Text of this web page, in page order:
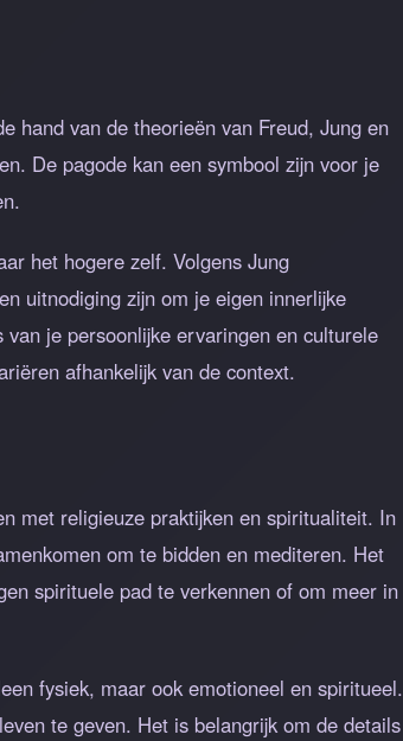
hand van de theorieën van Freud, Jung en
De pagode kan een symbool zijn voor je
het hogere zelf. Volgens Jung
uitnodiging zijn om je eigen innerlijke
je persoonlijke ervaringen en culturele
afhankelijk van de context.
met religieuze praktijken en spiritualiteit. In
om te bidden en mediteren. Het
spirituele pad te verkennen of om meer in
fysiek, maar ook emotioneel en spiritueel.
te geven. Het is belangrijk om de details